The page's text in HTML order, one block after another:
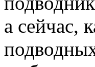
а сейчас,